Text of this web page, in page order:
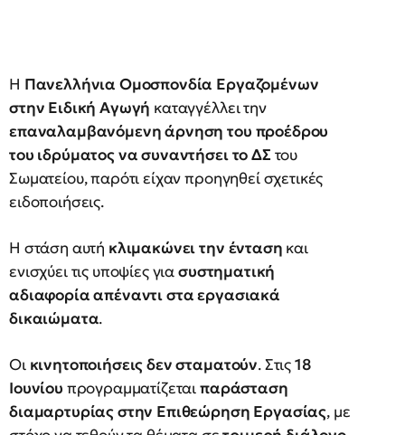
Η Πανελλήνια Ομοσπονδία Εργαζομένων
στην Ειδική Αγωγή καταγγέλλει την
επαναλαμβανόμενη άρνηση του προέδρου
του ιδρύματος να συναντήσει το ΔΣ του
Σωματείου, παρότι είχαν προηγηθεί σχετικές
ειδοποιήσεις.
Η στάση αυτή κλιμακώνει την ένταση και
ενισχύει τις υποψίες γιασυστηματική
αδιαφορία απέναντι στα εργασιακά
δικαιώματα.
Οι κινητοποιήσεις δεν σταματούν. Στις18
Ιουνίου προγραμματίζεταιπαράσταση
διαμαρτυρίας στην Επιθεώρηση Εργασίας, με